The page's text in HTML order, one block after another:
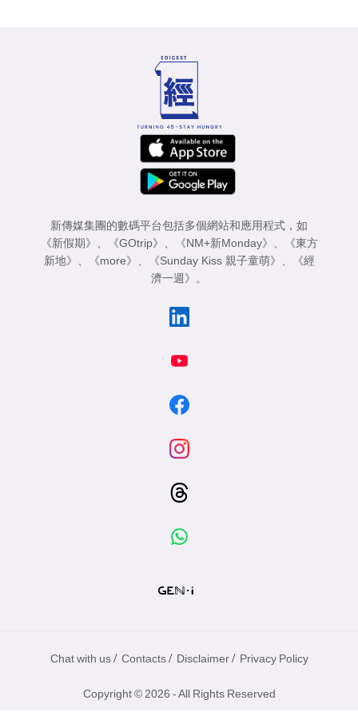
新傳媒集團的數碼平台包括多個網站和應用程式，如
《新假期》 、 《GOtrip》 、 《NM+新Monday》 、
《東方
新地》 、 《more》 、 《Sunday Kiss 親子童萌》 、
《經
濟一週》 。
Chat with us / Contacts / Disclaimer / Privacy Policy
Copyright © 2026 - All Rights Reserved